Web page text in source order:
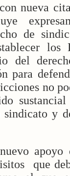
nueva
de
los
del
para
no
sindicato y
apoyo
que